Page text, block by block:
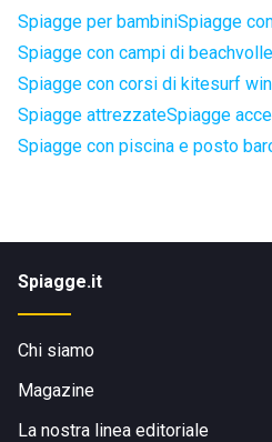
Spiagge per bambiniSpiagge
Spiagge con campi di
Spiagge con corsi di kitesurf
Spiagge attrezzateSpiagge
Spiagge con piscina e posto
Spiagge.it
Chi siamo
Magazine
La nostra linea editoriale